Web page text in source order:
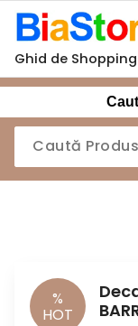
Sari
conținut
Ghid de
%
HOT